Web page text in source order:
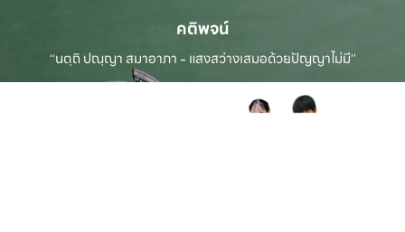
คติพจน์
“นตฺถิ ปณฺญา สมาอาภา - แสงสว่างเสมอด้วยปัญญาไม่มี”